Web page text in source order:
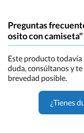
Preguntas
osito con camiseta"
Este producto todavía
duda, consúltanos y
brevedad posible.
¿Tienes